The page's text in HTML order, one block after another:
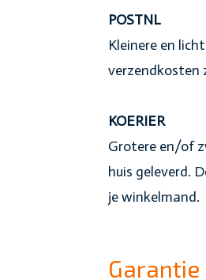
POSTNL
Kleinere en
verzendkosten
KOERIER
Grotere en/of
huis geleverd.
je winkelmand.